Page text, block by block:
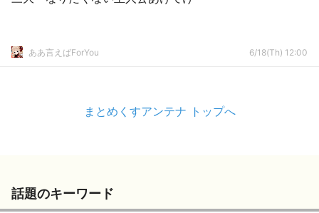
ああ言えばForYou 6/18(Th) 12:00
まとめくすアンテナ トップへ
話題のキーワード